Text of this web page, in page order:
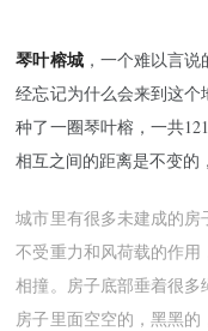
琴叶榕城，一个难以言说
经忘记为什么会来到这
种了一圈琴叶榕，一共
相互之间的距离是不变的
城市里有很多未建成的
不受重力和风荷载的作
相撞。房子底部垂着很多
房子里面空空的，黑黑的